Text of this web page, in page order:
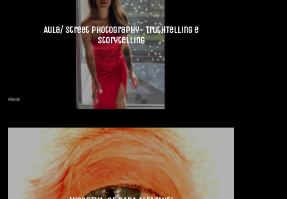
Aula/ Street Photography- TruthTelling e
Storytelling